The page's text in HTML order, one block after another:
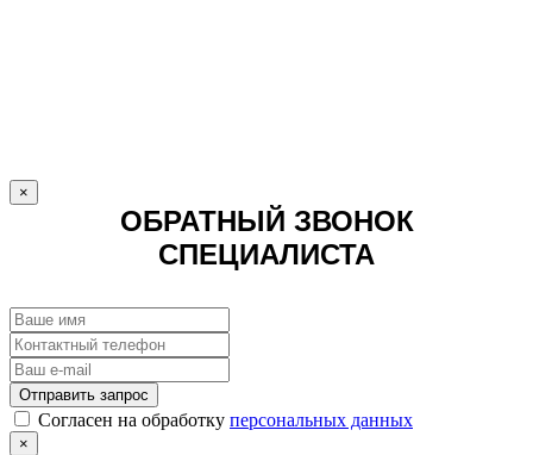
×
ОБРАТНЫЙ ЗВОНОК
СПЕЦИАЛИСТА
Отправить запрос
Cогласен на обработку персональных данных
×